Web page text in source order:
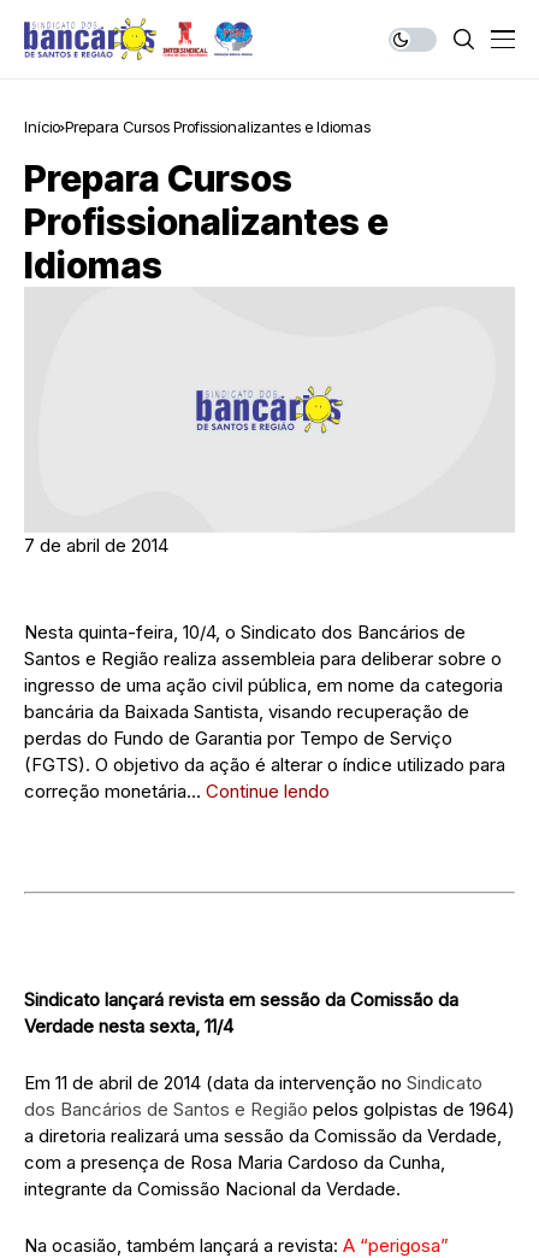
Início Prepara Cursos Profissionalizantes e Idiomas
Prepara Cursos
Profissionalizantes e
Idiomas
7 de abril de 2014
Nesta quinta-feira, 10/4, o Sindicato dos Bancários de
Santos e Região realiza assembleia para deliberar sobre o
ingresso de uma ação civil pública, em nome da categoria
bancária da Baixada Santista, visando recuperação de
perdas do Fundo de Garantia por Tempo de Serviço
(FGTS). O objetivo da ação é alterar o índice utilizado para
correção monetária… Continue lendo
Sindicato lançará revista em sessão da Comissão da
Verdade nesta sexta, 11/4
Em 11 de abril de 2014 (data da intervenção no Sindicato
dos Bancários de Santos e Região pelos golpistas de 1964)
a diretoria realizará uma sessão da Comissão da Verdade,
com a presença de Rosa Maria Cardoso da Cunha,
integrante da Comissão Nacional da Verdade.
Na ocasião, também lançará a revista: A “perigosa”